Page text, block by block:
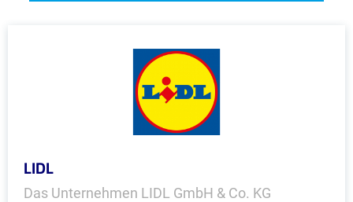
LIDL
Das Unternehmen LIDL GmbH & Co. KG